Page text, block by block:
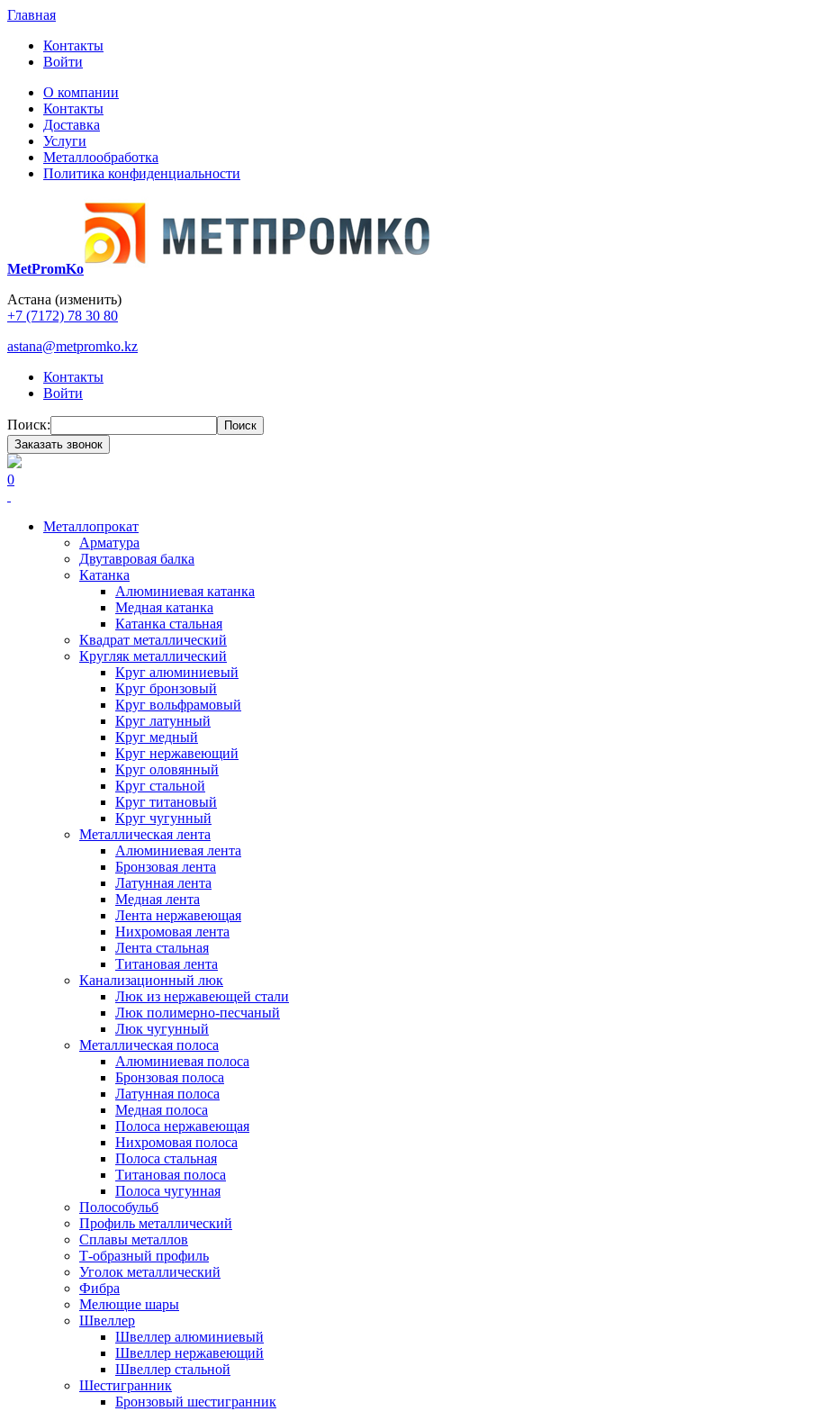
Главная
Контакты
Войти
О компании
Контакты
Доставка
Услуги
Металлообработка
Политика конфиденциальности
MetPromKo
Астана (изменить)
+7 (7172) 78 30 80
astana@metpromko.kz
Контакты
Войти
Поиск:
Поиск
Заказать звонок
0
Металлопрокат
Арматура
Двутавровая балка
Катанка
Алюминиевая катанка
Медная катанка
Катанка стальная
Квадрат металлический
Кругляк металлический
Круг алюминиевый
Круг бронзовый
Круг вольфрамовый
Круг латунный
Круг медный
Круг нержавеющий
Круг оловянный
Круг стальной
Круг титановый
Круг чугунный
Металлическая лента
Алюминиевая лента
Бронзовая лента
Латунная лента
Медная лента
Лента нержавеющая
Нихромовая лента
Лента стальная
Титановая лента
Канализационный люк
Люк из нержавеющей стали
Люк полимерно-песчаный
Люк чугунный
Металлическая полоса
Алюминиевая полоса
Бронзовая полоса
Латунная полоса
Медная полоса
Полоса нержавеющая
Нихромовая полоса
Полоса стальная
Титановая полоса
Полоса чугунная
Полособульб
Профиль металлический
Сплавы металлов
Т-образный профиль
Уголок металлический
Фибра
Мелющие шары
Швеллер
Швеллер алюминиевый
Швеллер нержавеющий
Швеллер стальной
Шестигранник
Бронзовый шестигранник